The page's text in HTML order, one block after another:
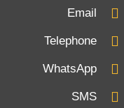
Email
Telephone
WhatsApp
SMS